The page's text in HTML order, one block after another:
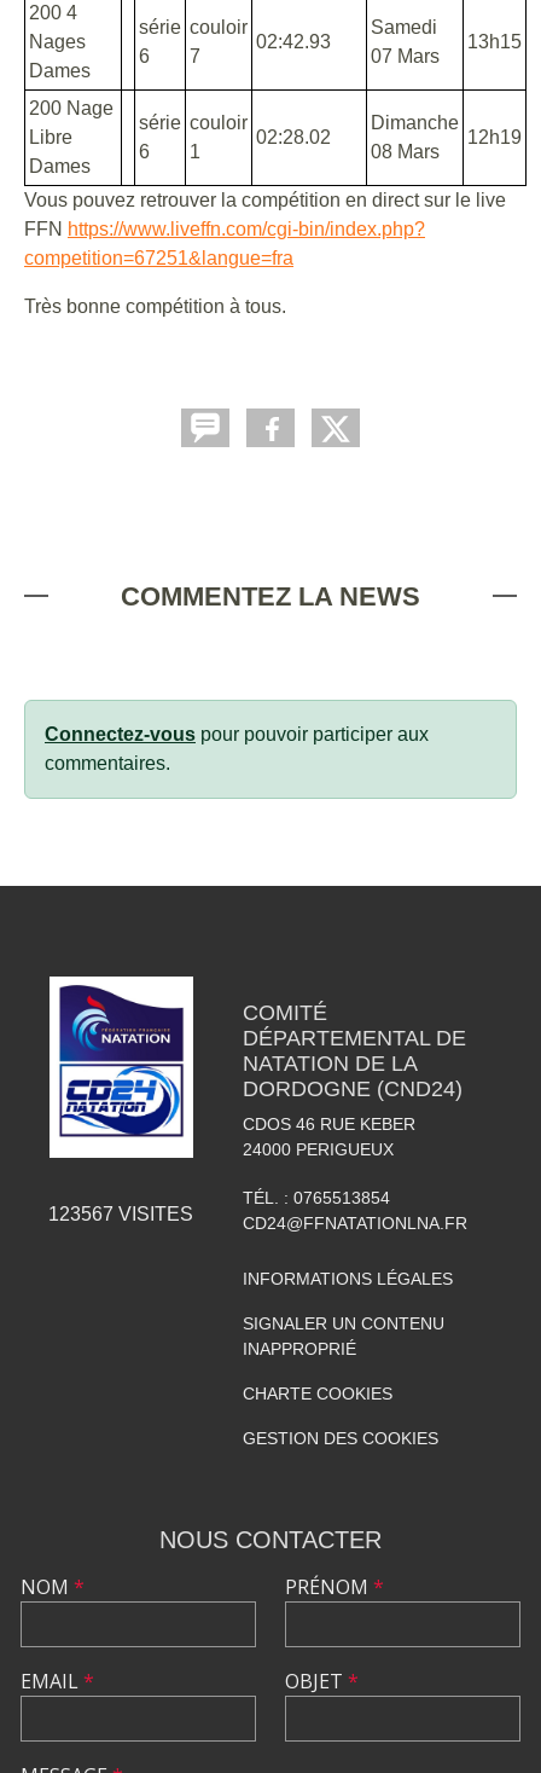
200 4
Nages
Dames
série
6
couloir
7
02:42.93
Samedi
07 Mars
13h15
200 Nage
Libre
Dames
série
6
couloir
1
02:28.02
Dimanche
08 Mars
12h19
Vous pouvez retrouver la compétition en direct sur le live
FFN https://www.liveffn.com/cgi-bin/index.php?
competition=67251&langue=fra
Très bonne compétition à tous.
COMMENTEZ LA NEWS
Connectez-vous pour pouvoir participer aux
commentaires.
123567 VISITES
COMITÉ
DÉPARTEMENTAL DE
NATATION DE LA
DORDOGNE (CND24)
CDOS 46 RUE KEBER
24000 PERIGUEUX
TÉL. : 0765513854
CD24@FFNATATIONLNA.FR
INFORMATIONS LÉGALES
SIGNALER UN CONTENU
INAPPROPRIÉ
CHARTE COOKIES
GESTION DES COOKIES
NOUS CONTACTER
NOM *
EMAIL*
PRÉNOM *
OBJET *